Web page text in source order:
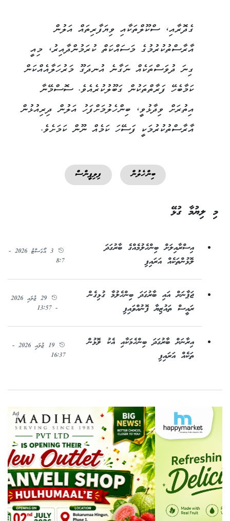
ގެދޮރާއި، ސްކޫލްތަކާއި ވިޔަފާރިތައް އަލުން
އާރާސްތުކުރުމުގެ މަސައްކަތް ކުރަމުންދާއިރު، މިއީ
ގިނަ ދުވަސްތަކެއް ނަގާނެ އުނދަގޫ މަރުހަލާއެއްކަން
ކަމާބެހޭ ފަރާތްތަކުން ގަބޫލުކުރެއެވެ. ސޮސްމޭނާ
އިތުރަށް ވިދާޅުވީ، ބިންހެލުމަށްފަހު އަލުން ދިރިއުޅުން
އާރާސްތުކުރުމަކީ ފަސޭހަ ކަމެއް ނޫން ކަމަށެވެ.
ބިންހެލުން ފިލިޕީންސް
މި ލިޔުމާ ގުޅޭ
އިސްރާއިލަށް ބިންހެލުމެއްގެ ބާރުގަދަ
ލޮޅުންތަކެއް އަރައިފި
3 އޯގަސްޓު 2026 -
8:7
ޖަޕާނަށް އައި ބާރުގަދަ ބިންހެލުމާ ގުޅިގެން
ރައީސް ތައުޒިޔާ ފޮނުއްވައިފި
29 ޖުލައި 2026
- 13:57
އިރާނަށް ބާރުގަދަ ބިންހެމަކާއި އެކު ލޮޅުން
ތަކެއް އަރައިފި
19 ޖުލައި 2026 -
16:37
Ad